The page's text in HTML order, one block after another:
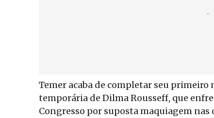
Temer acaba de completar seu primeiro
temporária de Dilma Rousseff, que
Congresso por suposta maquiagem